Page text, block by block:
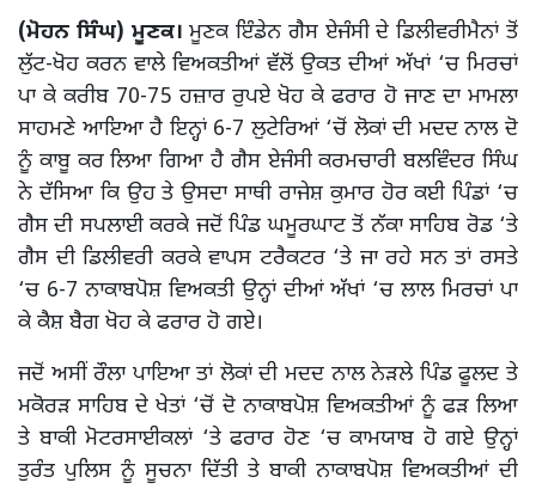
(ਮੋਹਨ ਸਿੰਘ) ਮੂਣਕ। ਮੂਣਕ ਇੰਡੇਨ ਗੈਸ ਏਜੰਸੀ ਦੇ ਡਿਲੀਵਰੀਮੈਨਾਂ ਤੋਂ
ਲੁੱਟ-ਖੋਹ ਕਰਨ ਵਾਲੇ ਵਿਅਕਤੀਆਂ ਵੱਲੋਂ ਉਕਤ ਦੀਆਂ ਅੱਖਾਂ ‘ਚ ਮਿਰਚਾਂ
ਪਾ ਕੇ ਕਰੀਬ 70-75 ਹਜ਼ਾਰ ਰੁਪਏ ਖੋਹ ਕੇ ਫਰਾਰ ਹੋ ਜਾਣ ਦਾ ਮਾਮਲਾ
ਸਾਹਮਣੇ ਆਇਆ ਹੈ ਇਨ੍ਹਾਂ 6-7 ਲੁਟੇਰਿਆਂ ‘ਚੋਂ ਲੋਕਾਂ ਦੀ ਮਦਦ ਨਾਲ ਦੋ
ਨੂੰ ਕਾਬੂ ਕਰ ਲਿਆ ਗਿਆ ਹੈ ਗੈਸ ਏਜੰਸੀ ਕਰਮਚਾਰੀ ਬਲਵਿੰਦਰ ਸਿੰਘ
ਨੇ ਦੱਸਿਆ ਕਿ ਉਹ ਤੇ ਉਸਦਾ ਸਾਥੀ ਰਾਜੇਸ਼ ਕੁਮਾਰ ਹੋਰ ਕਈ ਪਿੰਡਾਂ ‘ਚ
ਗੈਸ ਦੀ ਸਪਲਾਈ ਕਰਕੇ ਜਦੋਂ ਪਿੰਡ ਘਮੂਰਘਾਟ ਤੋਂ ਨੱਕਾ ਸਾਹਿਬ ਰੋਡ ‘ਤੇ
ਗੈਸ ਦੀ ਡਿਲੀਵਰੀ ਕਰਕੇ ਵਾਪਸ ਟਰੈਕਟਰ ‘ਤੇ ਜਾ ਰਹੇ ਸਨ ਤਾਂ ਰਸਤੇ
‘ਚ 6-7 ਨਾਕਾਬਪੋਸ਼ ਵਿਅਕਤੀ ਉਨ੍ਹਾਂ ਦੀਆਂ ਅੱਖਾਂ ‘ਚ ਲਾਲ ਮਿਰਚਾਂ ਪਾ
ਕੇ ਕੈਸ਼ ਬੈਗ ਖੋਹ ਕੇ ਫਰਾਰ ਹੋ ਗਏ।
ਜਦੋਂ ਅਸੀਂ ਰੌਲਾ ਪਾਇਆ ਤਾਂ ਲੋਕਾਂ ਦੀ ਮਦਦ ਨਾਲ ਨੇੜਲੇ ਪਿੰਡ ਫੂਲਦ ਤੇ
ਮਕੋਰੜ ਸਾਹਿਬ ਦੇ ਖੇਤਾਂ ‘ਚੋਂ ਦੋ ਨਾਕਾਬਪੋਸ਼ ਵਿਅਕਤੀਆਂ ਨੂੰ ਫੜ ਲਿਆ
ਤੇ ਬਾਕੀ ਮੋਟਰਸਾਈਕਲਾਂ ‘ਤੇ ਫਰਾਰ ਹੋਣ ‘ਚ ਕਾਮਯਾਬ ਹੋ ਗਏ ਉਨ੍ਹਾਂ
ਤੁਰੰਤ ਪੁਲਿਸ ਨੂੰ ਸੂਚਨਾ ਦਿੱਤੀ ਤੇ ਬਾਕੀ ਨਾਕਾਬਪੋਸ਼ ਵਿਅਕਤੀਆਂ ਦੀ